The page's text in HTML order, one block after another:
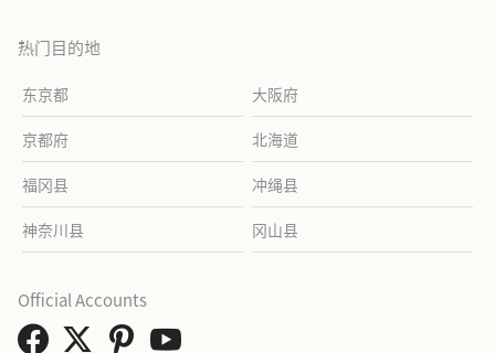
热门目的地
东京都 大阪府
京都府 北海道
福冈县 冲绳县
神奈川县 冈山县
Official Accounts